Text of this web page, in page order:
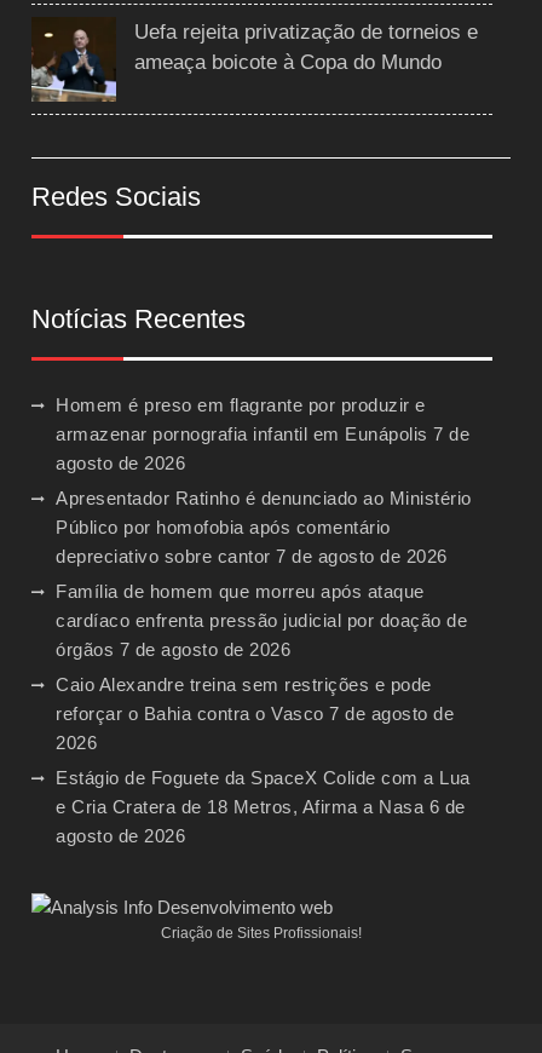
Uefa rejeita privatização de torneios e
ameaça boicote à Copa do Mundo
Redes Sociais
Notícias Recentes
Homem é preso em flagrante por produzir e
armazenar pornografia infantil em Eunápolis 7 de
agosto de 2026
Apresentador Ratinho é denunciado ao Ministério
Público por homofobia após comentário
depreciativo sobre cantor 7 de agosto de 2026
Família de homem que morreu após ataque
cardíaco enfrenta pressão judicial por doação de
órgãos 7 de agosto de 2026
Caio Alexandre treina sem restrições e pode
reforçar o Bahia contra o Vasco 7 de agosto de
2026
Estágio de Foguete da SpaceX Colide com a Lua
e Cria Cratera de 18 Metros, Afirma a Nasa 6 de
agosto de 2026
Criação de Sites Profissionais!